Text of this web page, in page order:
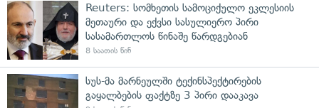
Reuters: სომხეთის სამოციქულო ეკლესიის
მეთაური და ექვსი სასულიერო პირი
სასამართლოს წინაშე წარდგებიან
8 საათის წინ
სუს-მა მარნეულში ტექინსპექტირების
გაყალბების ფაქტზე 3 პირი დააკავა